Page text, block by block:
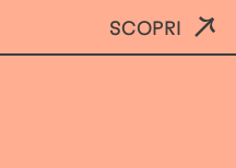
SCOPRI